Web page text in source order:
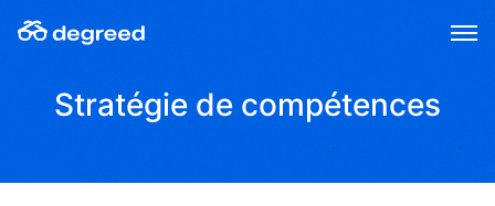
au
Stratégie de compétences